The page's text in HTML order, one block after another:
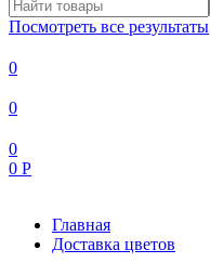
Посмотреть все результаты
0
0
0
0 Р
Главная
Доставка цветов